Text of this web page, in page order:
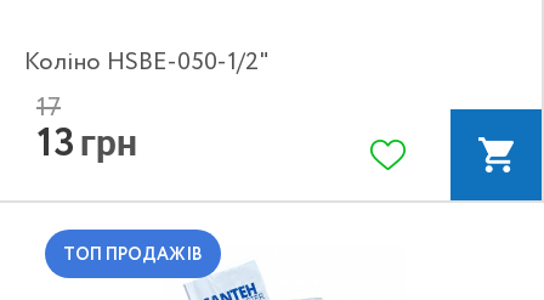
Коліно HSBE-050-1/2"
17
13 грн
ТОП ПРОДАЖІВ